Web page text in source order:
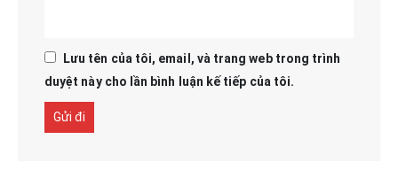
Lưu tên của tôi, email, và trang web trong trình
duyệt này cho lần bình luận kế tiếp của tôi.